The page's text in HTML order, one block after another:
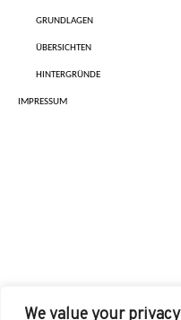
We value your privacy
GRUNDLAGEN
ÜBERSICHTEN
HINTERGRÜNDE
IMPRESSUM